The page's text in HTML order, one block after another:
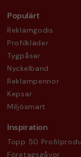
Populärt
Reklamgodis
Profilkläder
Tygpåsar
Nyckelband
Reklampennor
Kepsar
Miljösmart
Inspiration
Topp 50
Företagsgåvor